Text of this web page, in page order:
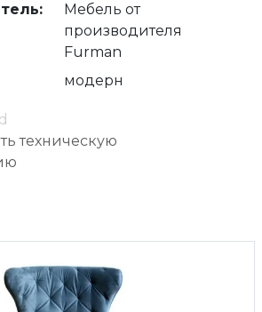
Мебель от
производителя
Furman
модерн
техническую